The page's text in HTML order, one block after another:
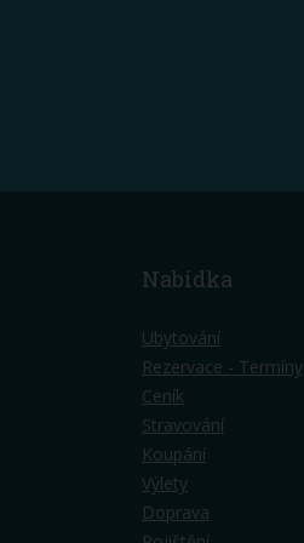
Nabídka
Ubytování
Rezervace - Termíny
Ceník
Stravování
Koupání
Výlety
Doprava